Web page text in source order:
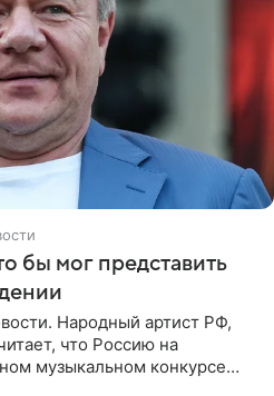
бы мог представить
Народный артист РФ,
что Россию на
музыкальном конкурсе